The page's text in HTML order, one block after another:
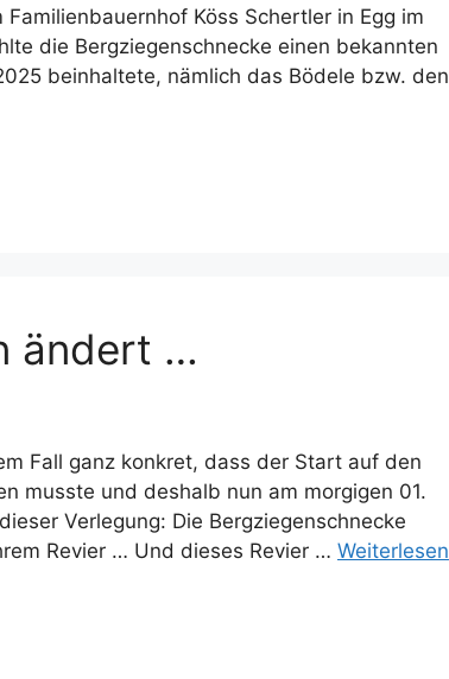
Köss Schertler in Egg im
die Bergziegenschnecke einen bekannten
beinhaltete, nämlich das Bödele bzw. den
ändert …
Fall ganz konkret, dass der Start auf den
musste und deshalb nun am morgigen 01.
Verlegung: Die Bergziegenschnecke
Revier … Und dieses Revier … Weiterlesen